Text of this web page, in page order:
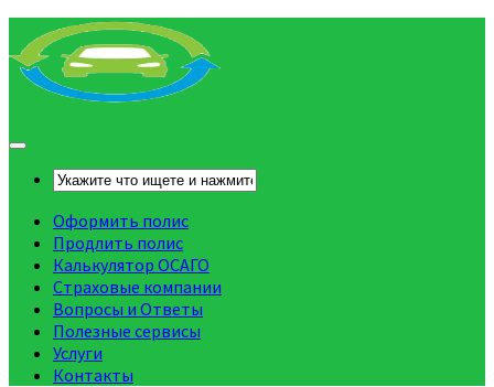
Оформить полис
Продлить полис
Калькулятор ОСАГО
Страховые компании
Вопросы и Ответы
Полезные сервисы
Услуги
Контакты